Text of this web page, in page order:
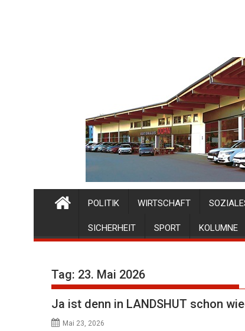
POLITIK WIRTSCHAFT
SICHERHEIT SPORT KOLUMNE
Tag: 23. Mai 2026
Ja ist denn in LANDSHUT schon
Mai 23, 2026